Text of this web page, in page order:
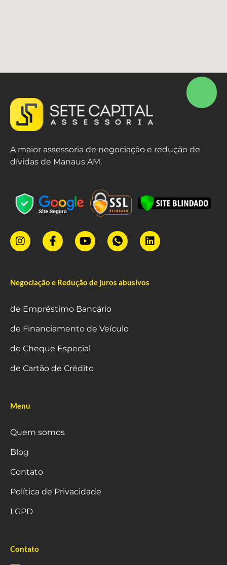
A maior assessoria de negociação e redução de
dívidas de Manaus AM.
Negociação e Redução de juros abusivos
de Empréstimo Bancário
de Financiamento de Veículo
de Cheque Especial
de Cartão de Crédito
Menu
Quem somos
Blog
Contato
Política de Privacidade
LGPD
Contato